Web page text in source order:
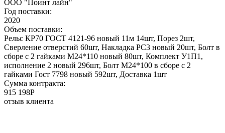
ООО "Поинт лайн"
Год поставки:
2020
Объем поставки:
Рельс КР70 ГОСТ 4121-96 новый 11м 14шт, Порез 2шт,
Сверление отверстий 60шт, Накладка РС3 новый 20шт, Болт в
сборе с 2 гайками М24*110 новый 80шт, Комплект У1П1,
исполнение 2 новый 296шт, Болт М24*100 в сборе с 2
гайками Гост 7798 новый 592шт, Доставка 1шт
Сумма контракта:
915 198P
отзыв клиента